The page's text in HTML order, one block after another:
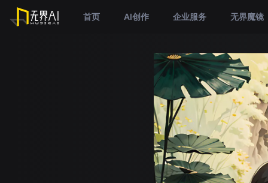
首页 AI创作 企业服务 无界魔镜